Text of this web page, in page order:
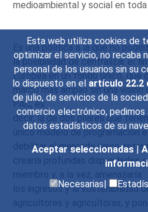
Esta web utiliza cookies de
optimizar el servicio, no recaba
personal de los usuarios sin su
lo dispuesto en el artículo 22.2
de julio, de servicios de la
comercio electrónico, pedimos
datos estadísticos de su
Aceptar seleccionadas |
Necesarias|
medioambiental y social en toda
Es una política a la que no
la posibilidad de centralizar el
Europea en un fondo único, que
marco más amplio sin una
PAC, es
decir, la de dos pilares que
único modelo de programación
debilitar el mercado único,
crearía profundas disparidades
miembro y, a la vez, amenazaría
los ingresos y la sostenibilidad
agricultores y agricultoras, y